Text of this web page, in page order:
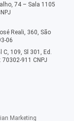
74 – Sala 1105
Reali, 360, São
06
109, Sl 301, Ed.
911 CNPJ
Marketing